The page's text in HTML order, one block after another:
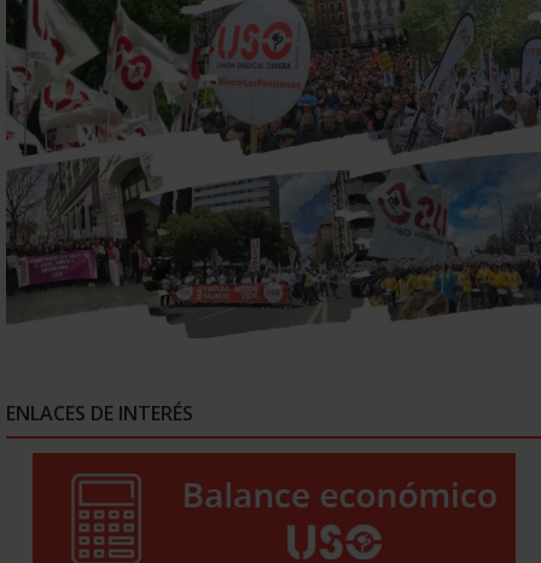
ENLACES DE INTERÉS